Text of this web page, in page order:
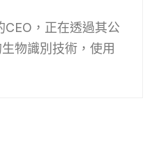
，正在透過其公
物識別技術，使用